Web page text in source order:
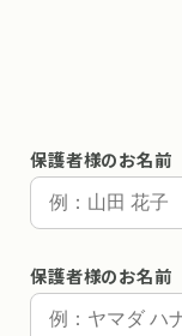
保護者様のお名前
保護者様のお名前